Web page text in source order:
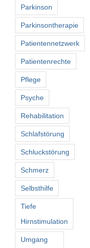
Parkinson
Parkinsontherapie
Patientennetzwerk
Patientenrechte
Pflege
Psyche
Rehabilitation
Schlafstörung
Schluckstörung
Schmerz
Selbsthilfe
Tiefe
Hirnstimulation
Umgang